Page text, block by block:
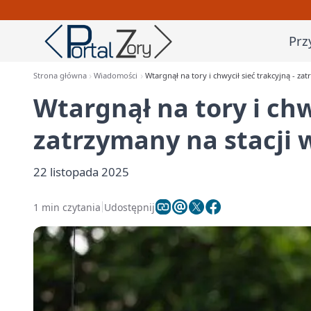
Strona główna Wiadomości Wtargnął na tory i chwycił sieć trakcyjną -
Wtargnął na tory i
zatrzymany na stacji
22 listopada 2025
1 min czytania Udostępnij